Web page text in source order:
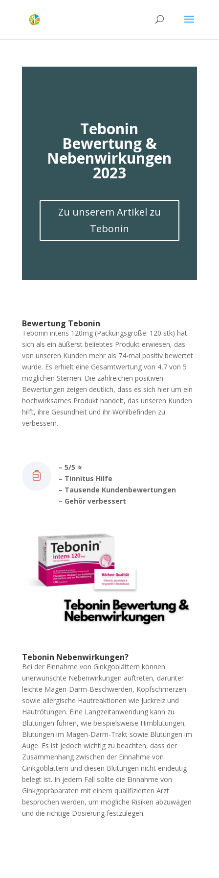
Tebonin
Bewertung &
Nebenwirkungen
2023
Zu unserem Artikel zu
Tebonin
Bewertung Tebonin
Tebonin intens 120mg (Packungsgröße: 120 stk) hat
sich als ein äußerst beliebtes Produkt erwiesen, das
von unseren Kunden mehr als 74-mal positiv bewertet
wurde. Es erhielt eine Gesamtwertung von 4,7 von 5
möglichen Sternen. Die zahlreichen positiven
Bewertungen zeigen deutlich, dass es sich hier um ein
hochwirksames Produkt handelt, das unseren Kunden
hilft, ihre Gesundheit und ihr Wohlbefinden zu
verbessern.
– 5/5 ⭐️
– Tinnitus Hilfe
– Tausende Kundenbewertungen
– Gehör verbessert
Tebonin Nebenwirkungen?
Bei der Einnahme von Ginkgoblättern können
unerwünschte Nebenwirkungen auftreten, darunter
leichte Magen-Darm-Beschwerden, Kopfschmerzen
sowie allergische Hautreaktionen wie Juckreiz und
Hautrötungen. Eine Langzeitanwendung kann zu
Blutungen führen, wie beispielsweise Hirnblutungen,
Blutungen im Magen-Darm-Trakt sowie Blutungen im
Auge. Es ist jedoch wichtig zu beachten, dass der
Zusammenhang zwischen der Einnahme von
Ginkgoblättern und diesen Blutungen nicht eindeutig
belegt ist. In jedem Fall sollte die Einnahme von
Ginkgopräparaten mit einem qualifizierten Arzt
besprochen werden, um mögliche Risiken abzuwägen
und die richtige Dosierung festzulegen.